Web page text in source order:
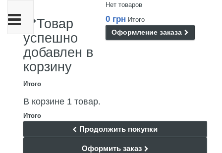
Нет товаров
0 грн Итого
Оформление заказа
Товар
успешно
добавлен в
корзину
Итого
В корзине 1 товар.
Итого
Продолжить покупки
Оформить заказ
Переключить
навигации